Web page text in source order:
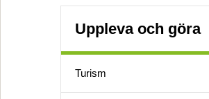
Uppleva och göra
Turism